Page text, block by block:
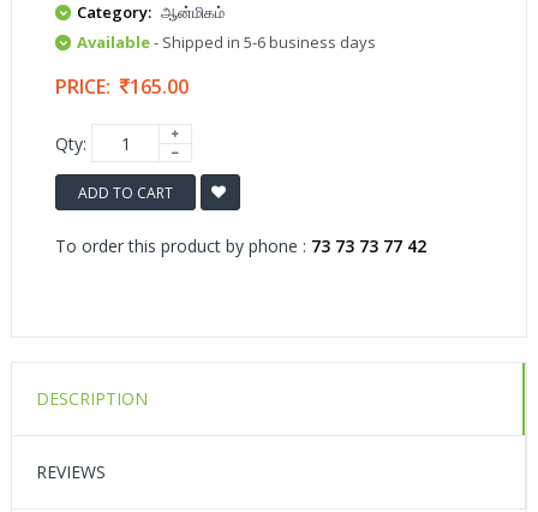
Category: ஆன்மிகம்
Available- Shipped in 5-6 business days
PRICE: 165.00
Qty:
ADD TO CART
To order this product by phone : 73 73 73 77 42
DESCRIPTION
REVIEWS